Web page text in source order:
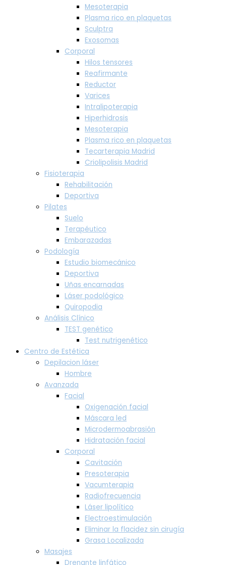
Mesoterapia
Plasma rico en plaquetas
Sculptra
Exosomas
Corporal
Hilos tensores
Reafirmante
Reductor
Varices
Intralipoterapia
Hiperhidrosis
Mesoterapia
Plasma rico en plaquetas
Tecarterapia Madrid
Criolipolisis Madrid
Fisioterapia
Rehabilitación
Deportiva
Pilates
Suelo
Terapéutico
Embarazadas
Podología
Estudio biomecánico
Deportiva
Uñas encarnadas
Láser podológico
Quiropodia
Análisis Clínico
TEST genético
Test nutrigenético
Centro de Estética
Depilacion láser
Hombre
Avanzada
Facial
Oxigenación facial
Máscara led
Microdermoabrasión
Hidratación facial
Corporal
Cavitación
Presoterapia
Vacumterapia
Radiofrecuencia
Láser lipolítico
Electroestimulación
Eliminar la flacidez sin cirugía
Grasa Localizada
Masajes
Drenante linfático